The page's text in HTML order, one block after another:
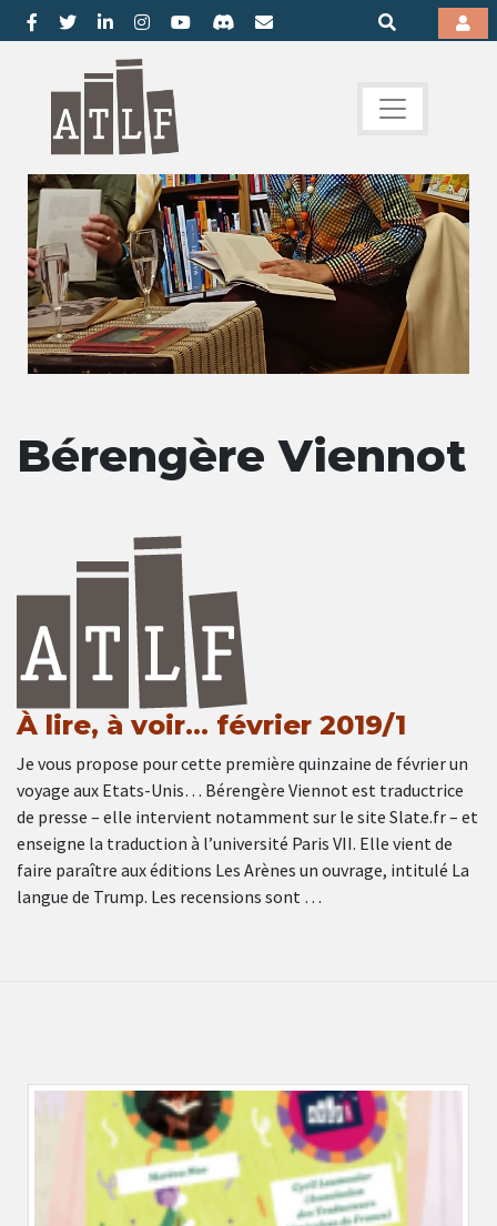
Bérengère Viennot
À lire, à voir… février 2019/1
Je vous propose pour cette première quinzaine de février un
voyage aux Etats-Unis… Bérengère Viennot est traductrice
de presse – elle intervient notamment sur le site Slate.fr – et
enseigne la traduction à l’université Paris VII. Elle vient de
faire paraître aux éditions Les Arènes un ouvrage, intitulé La
langue de Trump. Les recensions sont …